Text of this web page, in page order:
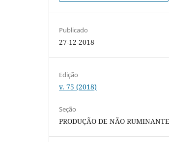
Publicado
27-12-2018
Edição
v. 75 (2018)
Seção
PRODUÇÃO DE NÃO